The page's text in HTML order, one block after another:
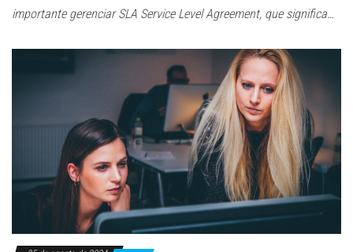
importante gerenciar SLA Service Level Agreement, que significa…